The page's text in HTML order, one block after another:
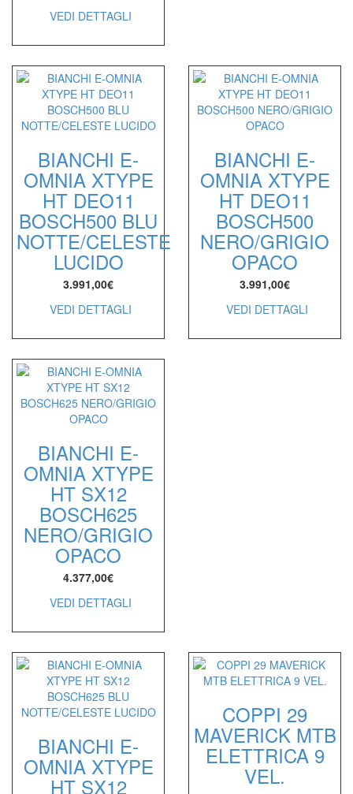
VEDI DETTAGLI
BIANCHI E-
OMNIA XTYPE
HT DEO11
BOSCH500 BLU
NOTTE/CELESTE
LUCIDO
3.991,00€
VEDI DETTAGLI
BIANCHI E-
OMNIA XTYPE
HT DEO11
BOSCH500
NERO/GRIGIO
OPACO
3.991,00€
VEDI DETTAGLI
BIANCHI E-
OMNIA XTYPE
HT SX12
BOSCH625
NERO/GRIGIO
OPACO
4.377,00€
VEDI DETTAGLI
BIANCHI E-
OMNIA XTYPE
HT SX12
COPPI 29
MAVERICK MTB
ELETTRICA 9
VEL.